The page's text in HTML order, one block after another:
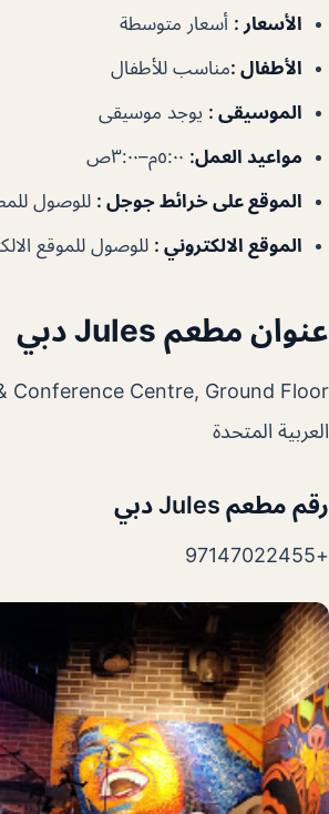
الأسعار : أسعار متوسطة
الأطفال :مناسب للأطفال
الموسيقى : يوجد موسيقى
مواعيد العمل:
الموقع على خرائط جوجل : للوصول
الموقع الالكتروني : للوصول للموقع
عنوان مطعم Jules دبي
العربية المتحدة
رقم مطعم Jules دبي
+97147022455